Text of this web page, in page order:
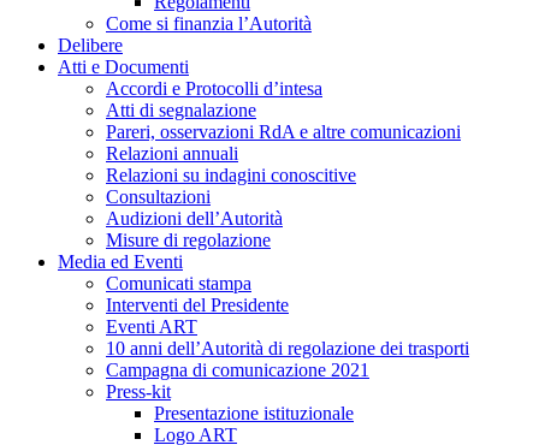
Come si finanzia l’Autorità
Delibere
Atti e Documenti
Accordi e Protocolli d’intesa
Atti di segnalazione
Pareri, osservazioni RdA e altre comunicazioni
Relazioni annuali
Relazioni su indagini conoscitive
Consultazioni
Audizioni dell’Autorità
Misure di regolazione
Media ed Eventi
Comunicati stampa
Interventi del Presidente
Eventi ART
10 anni dell’Autorità di regolazione dei trasporti
Campagna di comunicazione 2021
Press-kit
Presentazione istituzionale
Logo ART